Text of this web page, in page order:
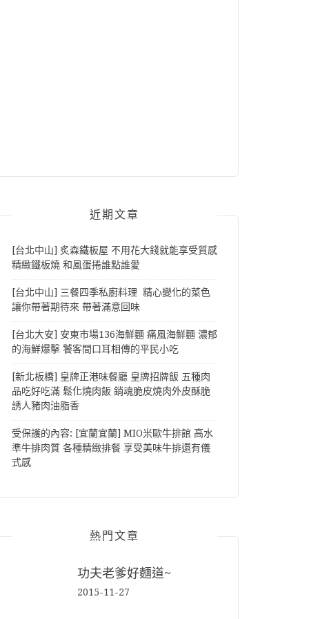
近期文章
[台北中山] 炙森鐵板屋 不用花大錢就能享受質感
精緻鐵板燒 和風蛋捲誰點誰愛
[台北中山] 三餐四季私廚料理 精心變化的菜色
讓你帶著期待來 帶著滿意回味
[台北大安] 安東市場136海鮮麵 痛風海鮮麵 濃郁
的海鮮爆擊 饕客間口耳相傳的平民小吃
[新北板橋] 皇牌正港味餐廳 皇牌招牌飯 五種肉
品吃好吃滿 鬆化燒肉飯 銷魂脆皮燒肉外皮酥脆
誘人豬肉油脂香
受保護的內容: [宜蘭宜蘭] MIO米歐牛排館 高水
準牛排肉質 各種精緻排餐 享受美味牛排還有儀
式感
熱門文章
功夫老爹好麵道~
2015-11-27